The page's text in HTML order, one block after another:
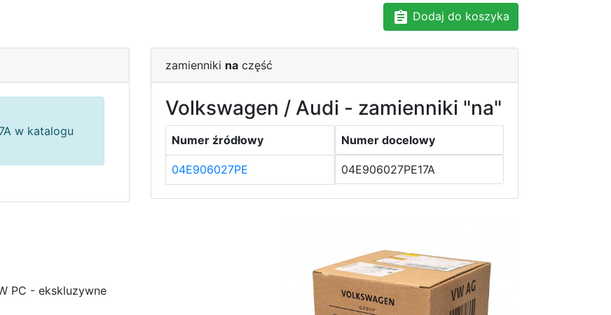
Dodaj do koszyka
w katalogu
zamienniki na część
Volkswagen / Audi - zamienniki "na"
Numer źródłowy Numer docelowy
04E906027PE 04E906027PE17A
PC - ekskluzywne